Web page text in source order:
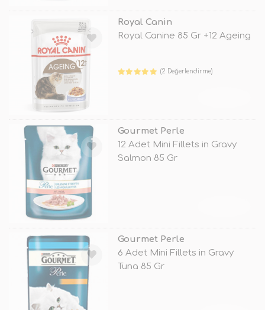
Royal Canin
Royal Canine 85 Gr +12 Ageing
(2 Değerlendirme)
Gourmet Perle
12 Adet Mini Fillets in Gravy
Salmon 85 Gr
Gourmet Perle
6 Adet Mini Fillets in Gravy
Tuna 85 Gr